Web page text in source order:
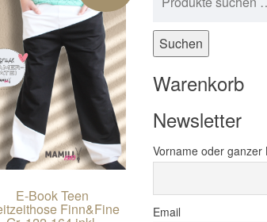
E-Book Teen
Finn&Fine
Suchen
Warenkorb
Newsletter
Vorname oder ganzer
Email